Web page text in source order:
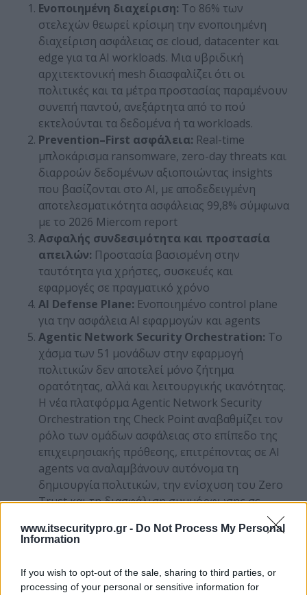
www.itsecuritypro.gr - Do Not Process My Personal
Information
If you wish to opt-out of the sale, sharing to third parties, or
processing of your personal or sensitive information for
Ενοποιημένη διαχείριση: Το 86% των
στελεχών θεωρεί κρίσιμη την ενοποιημένη
διαχείριση ασφάλειας σε cloud, datacenter και
edge για τα AI workloads. Μια υβριδική
αρχιτεκτονική mesh διασφαλίζει ότι οι
πολιτικές και τα μέτρα προστασίας παραμένουν
συνεπή παντού, ανεξάρτητα από το πού
εκτελούνται τα δεδομένα ή τα workloads.
Prevention–First ασφάλεια: Real-time
μπλοκάρισμα ransomware, zero-day threats και
διαρροών δεδομένων αξιοποιώντας insights
που βασίζονται στο AI, με αποδεδειγμένη
αποτελεσματικότητα ασφάλειας 99,8% σύμφωνα
με το 2026 Miercom report
Ασφαλής συνδεσιμότητα και προστασία
απειλών: Προστασία βασισμένη στην
ταυτότητα για χρήστες, συσκευές και
εφαρμογές σε πραγματικό χρόνο
AI Defense Plane: Ενοποιημένο control plane
για την ασφάλεια AI εφαρμογών και agents
Agentic Network Security Orchestration: Το
χάσμα των 51 μονάδων στην εφαρμογή
πολιτικών δεν αποτελεί μόνο ζήτημα
ορατότητας, αλλά και λειτουργικής ικανότητας.
Η νέα πλατφόρμαAgentic Network Security
Orchestration της Check Point αναβαθμίζει τον
ρόλο των ομάδων ασφάλειας στο επίπεδο της
επιχειρησιακής πρόθεσης, επιτρέποντας σε AI
agents να αναλαμβάνουν αυτόνομα τη
δημιουργία πολιτικών, την ενίσχυση του Zero
Trust και τη διασφάλιση συμμόρφωσης σε
ΣΧΕΤΙΚΑ ΑΡΘΡΑ